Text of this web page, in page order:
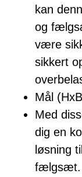
kan
og
være
sikkert
Mål
Med
dig en
løsning
fælgsæt.